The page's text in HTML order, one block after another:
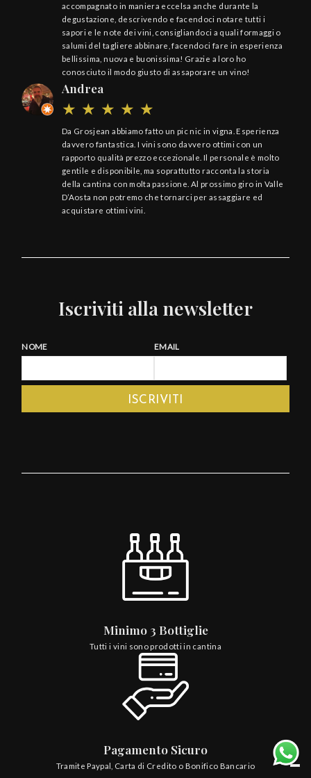
accompagnato in maniera eccelsa anche durante la
degustazione, descrivendo e facendoci notare tutti i
sapori e le note dei vini, consigliandoci a quali formaggi o
salumi del tagliere abbinare, facendoci fare in esperienza
bellissima, nuova e buonissima! Grazie a loro ho
conosciuto il modo giusto di assaporare un vino!
Andrea
Da Grosjean abbiamo fatto un pic nic in vigna. Esperienza
davvero fantastica. I vini sono davvero ottimi con un
rapporto qualità prezzo eccezionale. Il personale è molto
gentile e disponibile, ma soprattutto racconta la storia
della cantina con molta passione. Al prossimo giro in Valle
D’Aosta non potremo che tornarci per assaggiare ed
acquistare ottimi vini.
Iscriviti alla newsletter
NOME EMAIL
Minimo 3 Bottiglie
Tutti i vini sono prodotti in cantina
Pagamento Sicuro
Tramite Paypal, Carta di Credito o Bonifico Bancario